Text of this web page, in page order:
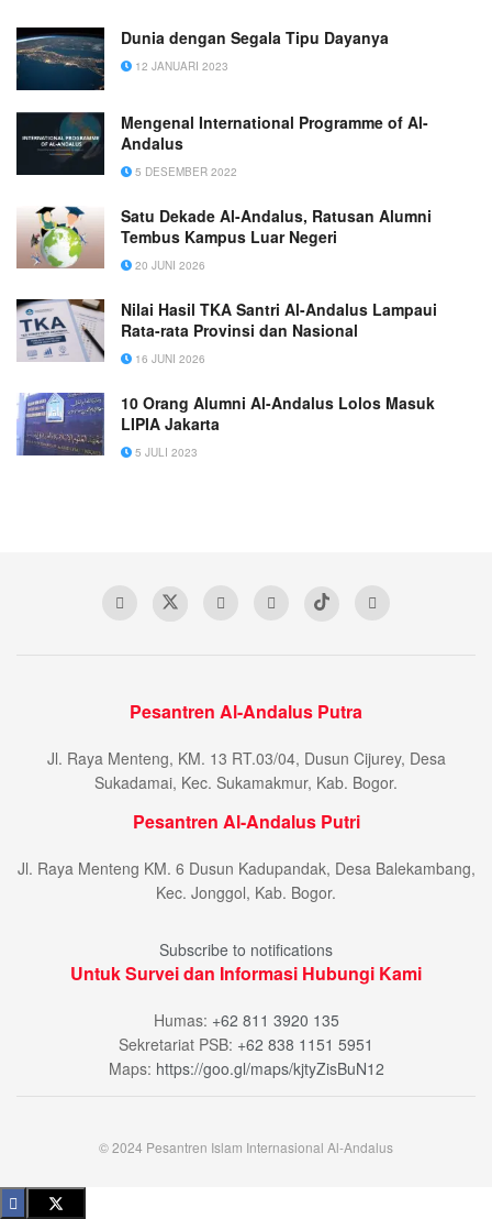
Dunia dengan Segala Tipu Dayanya
12 JANUARI 2023
Mengenal International Programme of Al-
Andalus
5 DESEMBER 2022
Satu Dekade Al-Andalus, Ratusan Alumni
Tembus Kampus Luar Negeri
20 JUNI 2026
Nilai Hasil TKA Santri Al-Andalus Lampaui
Rata-rata Provinsi dan Nasional
16 JUNI 2026
10 Orang Alumni Al-Andalus Lolos Masuk
LIPIA Jakarta
5 JULI 2023
Pesantren Al-Andalus Putra
Jl. Raya Menteng, KM. 13 RT.03/04, Dusun Cijurey, Desa
Sukadamai, Kec. Sukamakmur, Kab. Bogor.
Pesantren Al-Andalus Putri
Jl. Raya Menteng KM. 6 Dusun Kadupandak, Desa Balekambang,
Kec. Jonggol, Kab. Bogor.
Subscribe to notifications
Untuk Survei dan Informasi Hubungi Kami
Humas: +62 811 3920 135
Sekretariat PSB: +62 838 1151 5951
Maps: https://goo.gl/maps/kjtyZisBuN12
© 2024 Pesantren Islam Internasional Al-Andalus